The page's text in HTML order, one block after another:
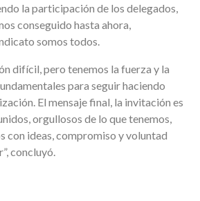
la participación de los delegados,
conseguido hasta ahora,
somos todos.
difícil, pero tenemos la fuerza y la
para seguir haciendo
El mensaje final, la invitación es
orgullosos de lo que tenemos,
con ideas, compromiso y voluntad
concluyó.